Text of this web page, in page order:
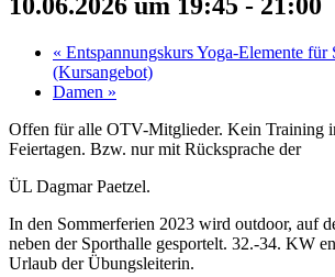
« Entspannungskurs Yoga-Elemente für
(Kursangebot)
Damen »
Offen für alle OTV-Mitglieder. Kein Training
Feiertagen. Bzw. nur mit Rücksprache der
ÜL Dagmar Paetzel.
In den Sommerferien 2023 wird outdoor, auf
neben der Sporthalle gesportelt. 32.-34. KW
Urlaub der Übungsleiterin.